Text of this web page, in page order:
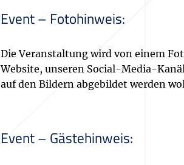
Event – Fotohinweis:
Die Veranstaltung wird von einem
Website, unseren Social-Media-
auf den Bildern abgebildet werden
Event – Gästehinweis: